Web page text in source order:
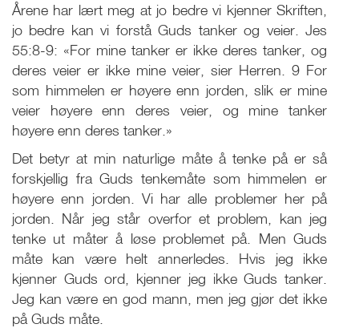
Årene har lært meg at jo bedre vi kjenner Skriften,
jo bedre kan vi forstå Guds tanker og veier. Jes
55:8-9: «For mine tanker er ikke deres tanker, og
deres veier er ikke mine veier, sier Herren. 9 For
som himmelen er høyere enn jorden, slik er mine
veier høyere enn deres veier, og mine tanker
høyere enn deres tanker.»
Det betyr at min naturlige måte å tenke på er så
forskjellig fra Guds tenkemåte som himmelen er
høyere enn jorden. Vi har alle problemer her på
jorden. Når jeg står overfor et problem, kan jeg
tenke ut måter å løse problemet på. Men Guds
måte kan være helt annerledes. Hvis jeg ikke
kjenner Guds ord, kjenner jeg ikke Guds tanker.
Jeg kan være en god mann, men jeg gjør det ikke
på Guds måte.